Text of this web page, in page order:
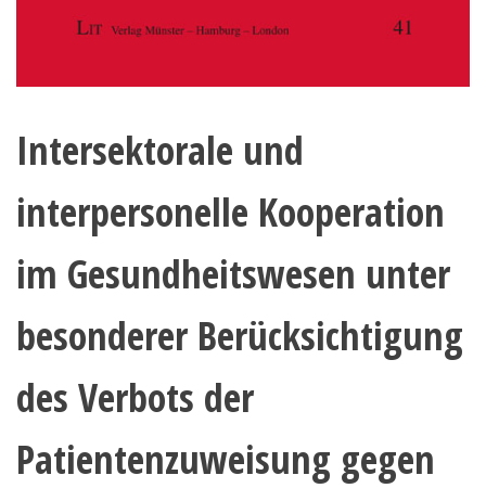
Intersektorale und
interpersonelle Kooperation
im Gesundheitswesen unter
besonderer Berücksichtigung
des Verbots der
Patientenzuweisung gegen